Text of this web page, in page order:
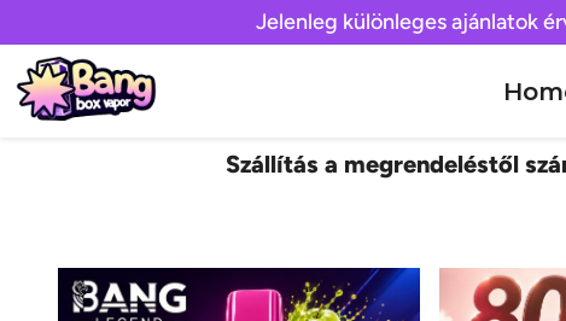
Jelenleg különleges ajánlatok
Szállítás a megrendeléstől